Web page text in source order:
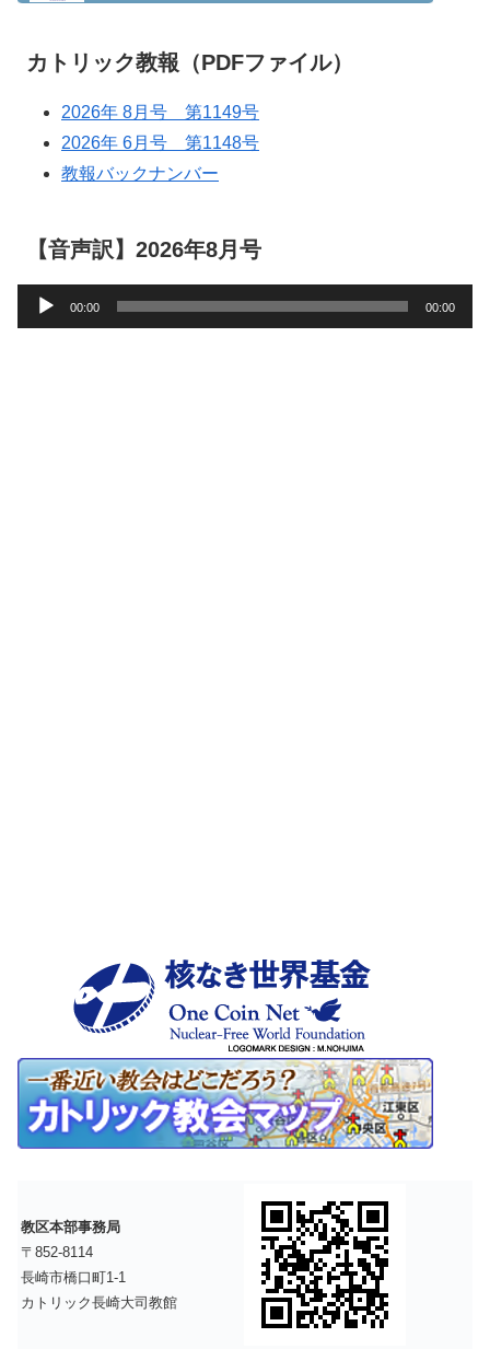
カトリック教報（PDFファイル）
2026年 8月号 第1149号
2026年 6月号 第1148号
教報バックナンバー
【音声訳】2026年8月号
声
00:00 00:00
教区本部事務局
〒852-8114
長崎市橋口町1-1
カトリック長崎大司教館